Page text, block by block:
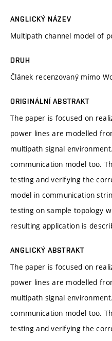
ANGLICKÝ NÁZEV
Multipath channel model of
DRUH
Článek recenzovaný mimo
ORIGINÁLNÍ ABSTRAKT
The paper is focused on
power lines are modelled
multipath signal
communication model too.
testing and verifying the
model in communication
testing on sample topology
resulting application is
ANGLICKÝ ABSTRAKT
The paper is focused on
power lines are modelled
multipath signal
communication model too.
testing and verifying the